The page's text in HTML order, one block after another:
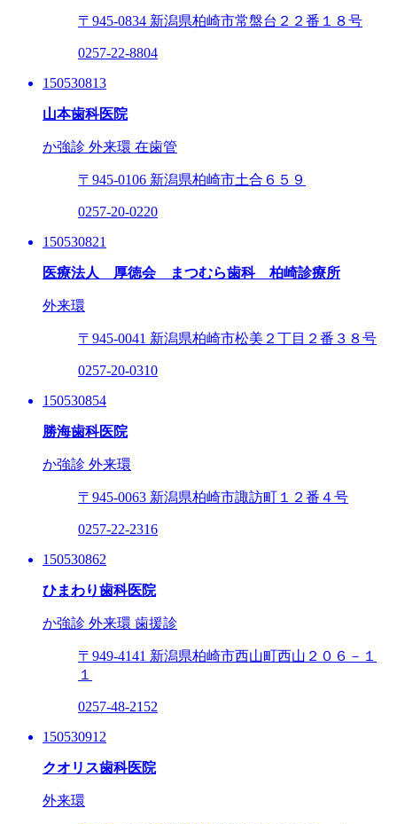
〒945-0834 新潟県柏崎市常盤台２２番１８号
0257-22-8804
150530813
山本歯科医院
か強診 外来環 在歯管
〒945-0106 新潟県柏崎市土合６５９
0257-20-0220
150530821
医療法人 厚徳会 まつむら歯科 柏崎診療所
外来環
〒945-0041 新潟県柏崎市松美２丁目２番３８号
0257-20-0310
150530854
勝海歯科医院
か強診 外来環
〒945-0063 新潟県柏崎市諏訪町１２番４号
0257-22-2316
150530862
ひまわり歯科医院
か強診 外来環 歯援診
〒949-4141 新潟県柏崎市西山町西山２０６－１
１
0257-48-2152
150530912
クオリス歯科医院
外来環